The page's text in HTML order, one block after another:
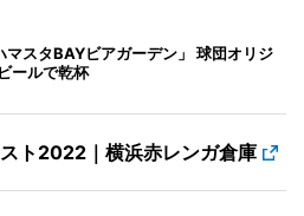
マスタBAYビアガーデン」 球団オリジ
ールで乾杯
ト2022｜横浜赤レンガ倉庫